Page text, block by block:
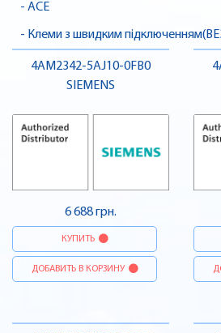
- ACE
- Клеми з швидким
4AM2342-5AJ10-0FB0
SIEMENS
6 688 грн.
КУПИТЬ
ДОБАВИТЬ В КОРЗИНУ